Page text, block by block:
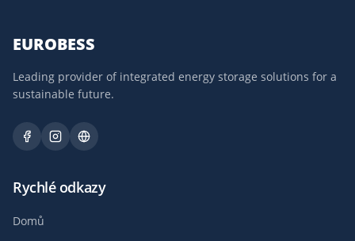
EUROBESS
Leading provider of integrated energy storage solutions for a
sustainable future.
Rychlé odkazy
Domů